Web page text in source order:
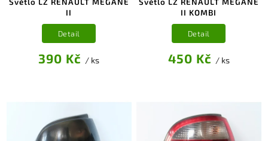
II
390 Kč / ks
Detail
II KOMBI
450 Kč / ks
Detail